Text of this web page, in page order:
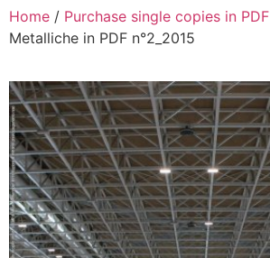
Home / Purchase single copies in PDF
Metalliche in PDF n°2_2015